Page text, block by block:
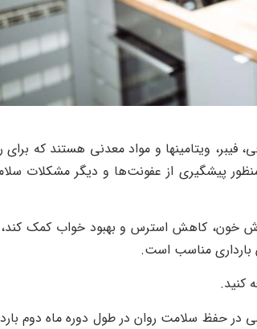
فیبر، ویتامینها و مواد معدنی هستند که
پیشگیری از عفونت‌ها و دیگر مشکلات
خون، کاهش استرس و بهبود خواب کمک کند،
بارداری مناسب است.
کنید.
حفظ سلامت روان در طول دوره ماه دوم